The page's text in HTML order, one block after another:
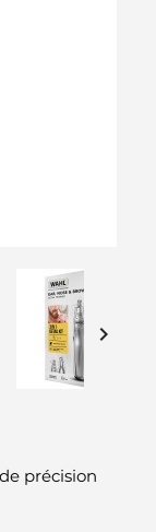

précision